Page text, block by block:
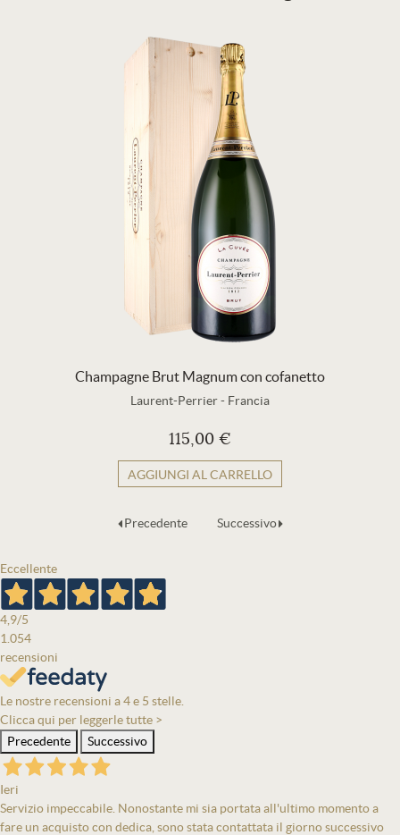
Champagne Brut Magnum con cofanetto
Laurent-Perrier- Francia
115,00 €
AGGIUNGI AL CARRELLO
Precedente Successivo
Eccellente
4,9/5
1.054
recensioni
Le nostre recensioni a 4 e 5 stelle.
Clicca qui per leggerle tutte >
Precedente
Successivo
Ieri
Servizio impeccabile. Nonostante mi sia portata all'ultimo momento a
fare un acquisto con dedica, sono stata contattata il giorno successivo